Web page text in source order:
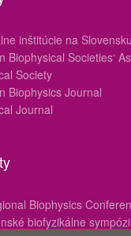
inštitúcie na Slovensku
Biophysical Societies‘
Society
Biophysics Journal
Journal
Biophysics
biofyzikálne